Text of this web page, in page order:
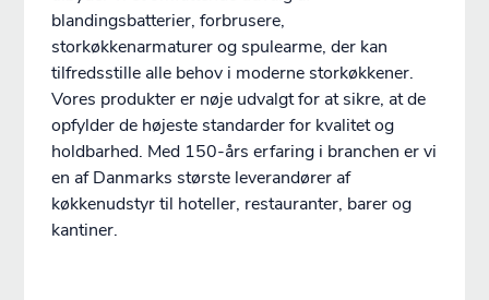
blandingsbatterier, forbrusere,
storkøkkenarmaturer og spulearme, der kan
tilfredsstille alle behov i moderne storkøkkener.
Vores produkter er nøje udvalgt for at sikre, at de
opfylder de højeste standarder for kvalitet og
holdbarhed. Med 150-års erfaring i branchen er vi
en af Danmarks største leverandører af
køkkenudstyr til hoteller, restauranter, barer og
kantiner.